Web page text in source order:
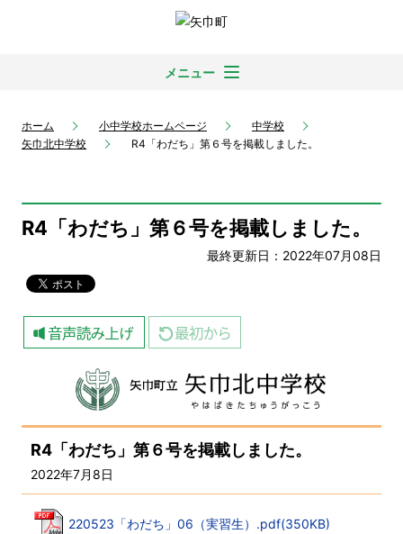
メニュー
ホーム 小中学校ホームページ
中学校
矢巾北中学校
R4「わだち」第６号を掲載しました。
R4「わだち」第６号を掲載しました。
最終更新日：2022年07月08日
R4「わだち」第６号を掲載しました。
2022年7月8日
220523「わだち」06（実習生）.pdf(350KB)